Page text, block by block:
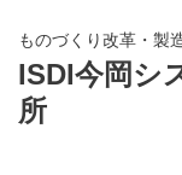
ものづくり改革・製
ISDI今岡シ
所